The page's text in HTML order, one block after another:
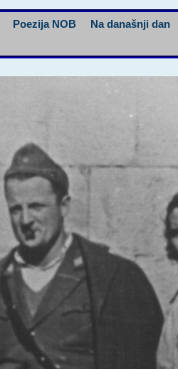
Poezija NOB Na današnji dan